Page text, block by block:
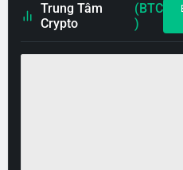
Trung Tâm
Crypto
(BTC
)